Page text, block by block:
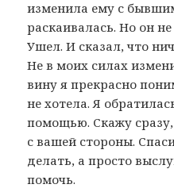
изменила ему с
раскаивалась. Но он
Ушел. И сказал, что
Не в моих силах
вину я прекрасно
не хотела. Я
помощью. Скажу
с вашей стороны.
делать, а просто
помочь.